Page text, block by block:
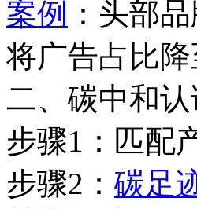
案例
：头部
将广告占比
二、碳中和
步骤1：匹配
步骤2： 碳足